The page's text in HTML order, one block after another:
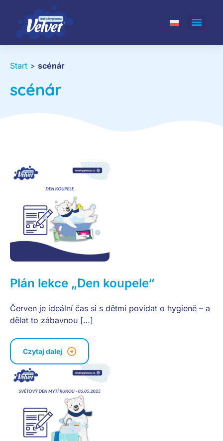
Start > scénár
scénár
Plán lekce „Den koupele“
Červen je ideální čas si s dětmi povídat o hygieně – a
dělat to zábavnou […]
Czytaj dalej